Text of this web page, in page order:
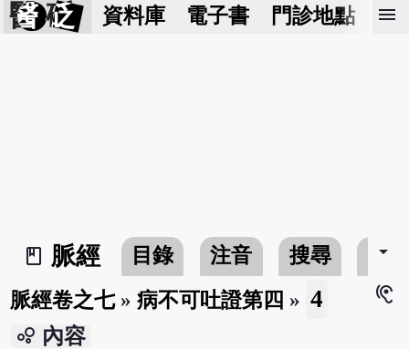
醫 砭 資料庫 電子書 門診地點 預
menu
book_2
脈經 目錄 注音 搜尋 書介
arrow_drop_down
脈經卷之七»病不可吐證第四 » 4
hearing
bubble_chart 內容